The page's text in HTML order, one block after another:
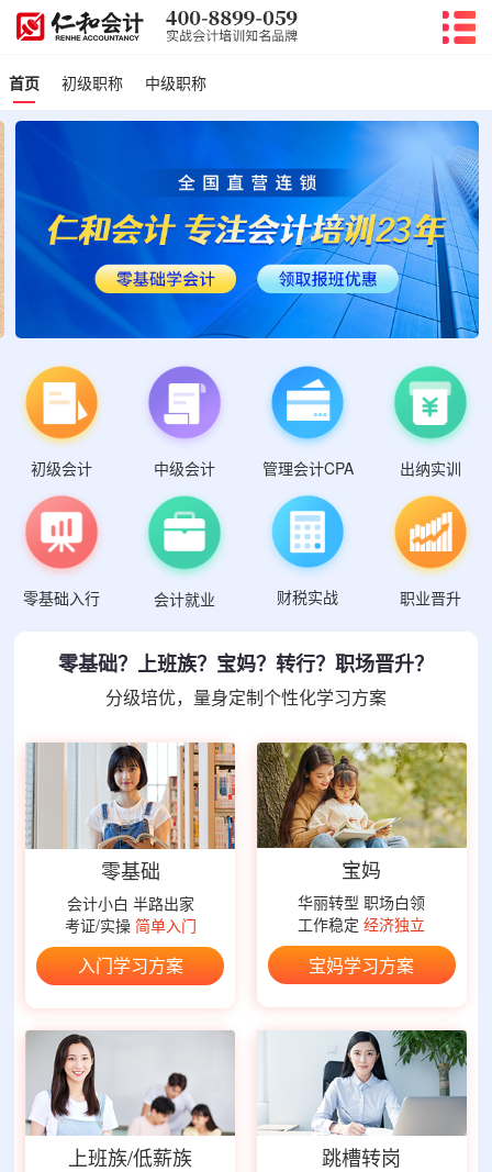
首页 初级职称 中级职称
初级会计 中级会计 管理会计CPA 出纳实训
零基础入行 会计就业 财税实战 职业晋升
零基础？上班族？宝妈？转行？职场晋升？
分级培优，量身定制个性化学习方案
零基础
会计小白 半路出家
考证/实操 简单入门
入门学习方案
宝妈
华丽转型 职场白领
工作稳定经济独立
宝妈学习方案
上班族/低薪族 跳槽转岗